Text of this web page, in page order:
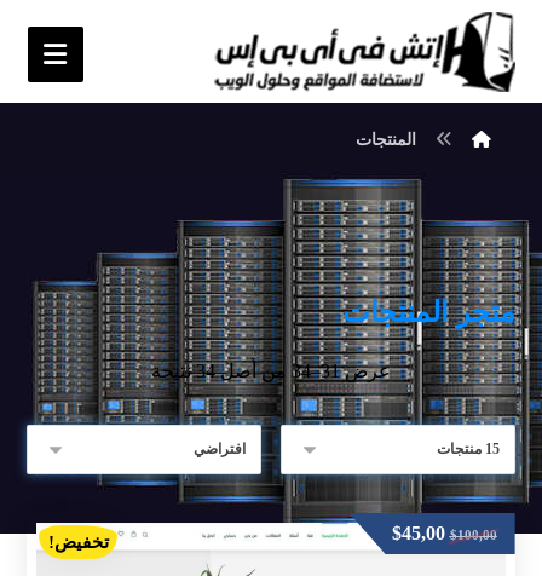
المنتجات
متجر المنتجات
عرض 31–34 من أصل 34 نتيجة
$100,00
$45,00 تخفيض!